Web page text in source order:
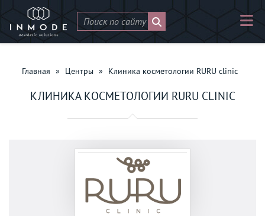
Главная » Центры » Клиника косметологии RURU clinic
КЛИНИКА КОСМЕТОЛОГИИ RURU CLINIC